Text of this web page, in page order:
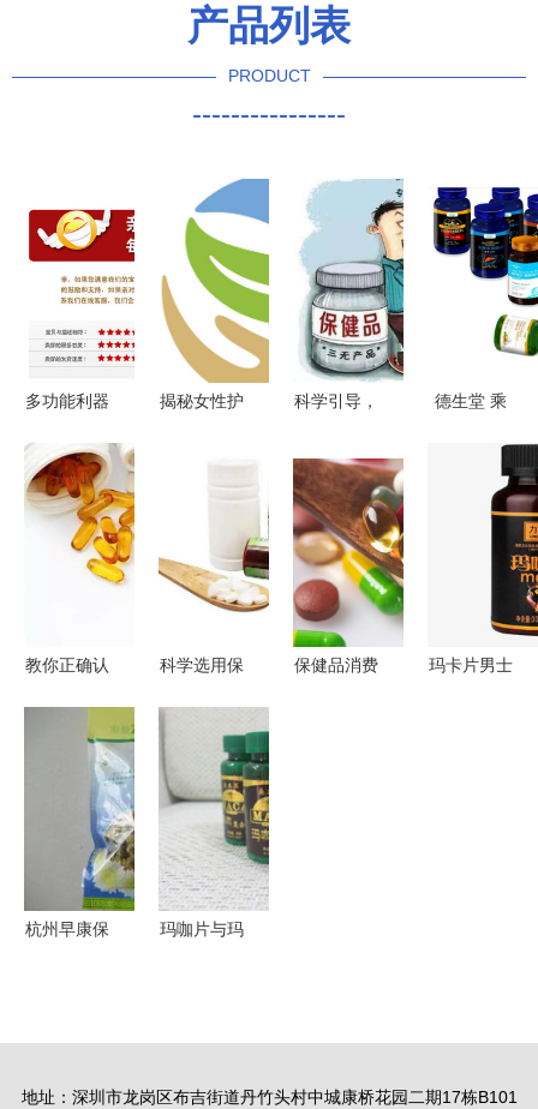
产品列表
PRODUCT
----------------
多功能利器
1000ml塑
料洗瓶在园
艺与生活中
的妙用
揭秘女性护
之路
科学引导，
费注入理性
之光
德生堂 乘
产业发展东
风，引领保
教你正确认
品，走出保
科学选用保
白理性放心
保健品消费
玛卡片男士
杭州早康保
玛咖片与玛
地址：深圳市龙岗区布吉街道丹竹头村中城康桥花园二期17栋B101